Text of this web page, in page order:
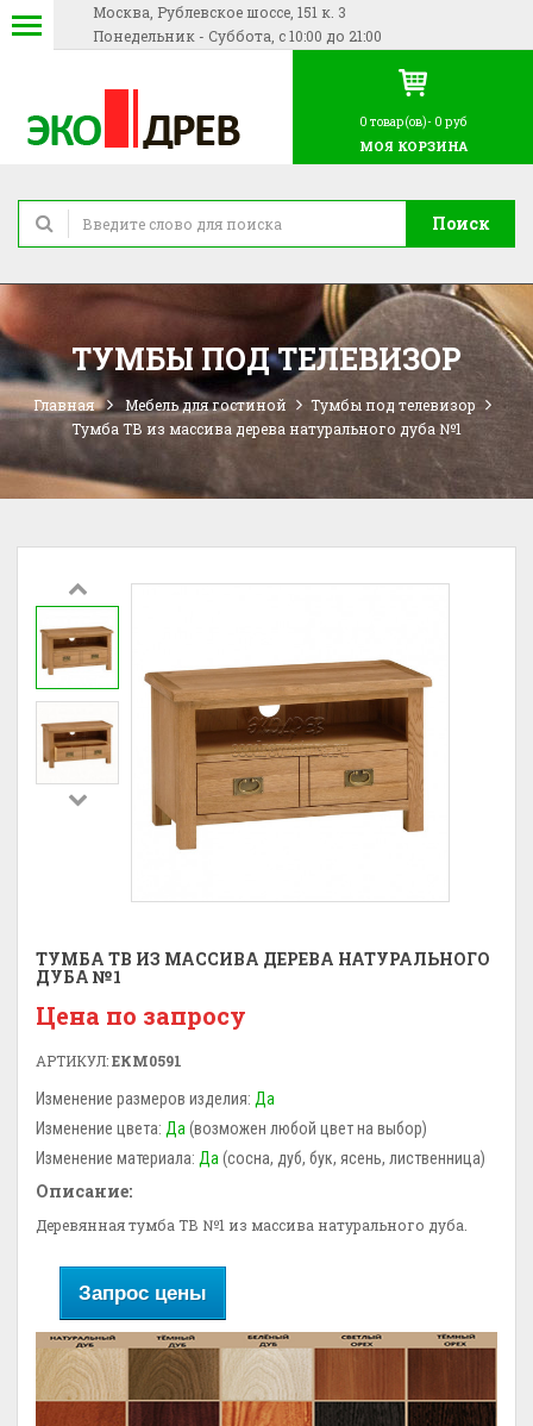
Москва, Рублевское шоссе, 151 к. 3
Понедельник - Суббота, с 10:00 до 21:00
Поиск
0 товар(ов)- 0 руб
МОЯ КОРЗИНА
ТУМБЫ ПОД ТЕЛЕВИЗОР
Главная Мебель для гостиной
Тумбы под телевизор
Тумба ТВ из массива дерева натурального дуба №1
ТУМБА ТВ ИЗ МАССИВА ДЕРЕВА НАТУРАЛЬНОГО
ДУБА №1
Цена по запросу
АРТИКУЛ:ЕКМ0591
Изменение размеров изделия: Да
Изменение цвета: Да (возможен любой цвет на выбор)
Изменение материала: Да (сосна, дуб, бук, ясень, лиственница)
Описание:
Деревянная тумба ТВ №1 из массива натурального дуба.
Запрос цены